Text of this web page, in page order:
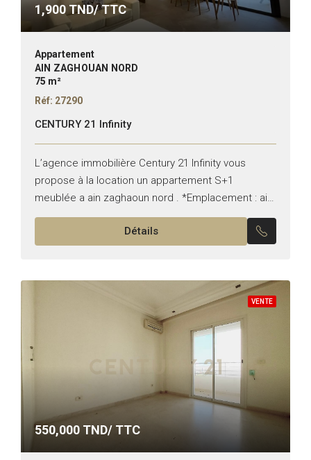
1,900TND/ TTC
Appartement
AIN ZAGHOUAN NORD
75 m²
Réf: 27290
CENTURY 21 Infinity
L’agence immobilière Century 21 Infinity vous
propose à la location un appartement S+1
meublée a ain zaghaoun nord . *Emplacement : ain
zaghouan nord . *Typologie : S+1 . *Etat : meublé...
Détails
VENTE
550,000 TND/ TTC